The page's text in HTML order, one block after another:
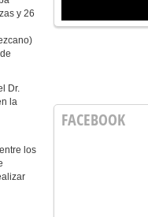
y 26
Dr.
la
los
FACEBOOK